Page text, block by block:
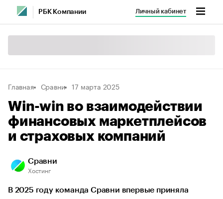
РБК Компании Личный кабинет
Главная Сравни 17 марта 2025
Win-win во взаимодействии
финансовых маркетплейсов
и страховых компаний
Сравни
Хостинг
В 2025 году команда Сравни впервые приняла